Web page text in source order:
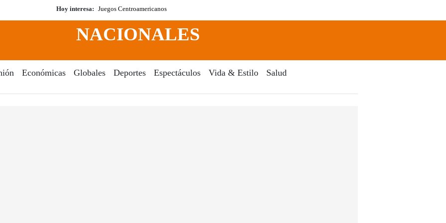
Hoy interesa: Juegos Centroamericanos
Search
NACIONALES
Económicas Globales Deportes Espectáculos Vida & Estilo Salud